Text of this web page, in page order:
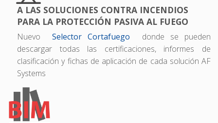
A LAS SOLUCIONES CONTRA INCENDIOS
PARA LA PROTECCIÓN PASIVA AL FUEGO
NuevoSelector Cortafuego
donde se pueden
descargar todas las certificaciones, informes de
clasificación y fichas de aplicación de cada solución AF
Systems